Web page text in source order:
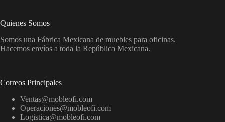
Quienes Somos
Somos una Fábrica Mexicana de muebles para oficinas.
Hacemos envíos a toda la República Mexicana.
Correos Principales
Ventas@mobleofi.com
Operaciones@mobleofi.com
Logistica@mobleofi.com